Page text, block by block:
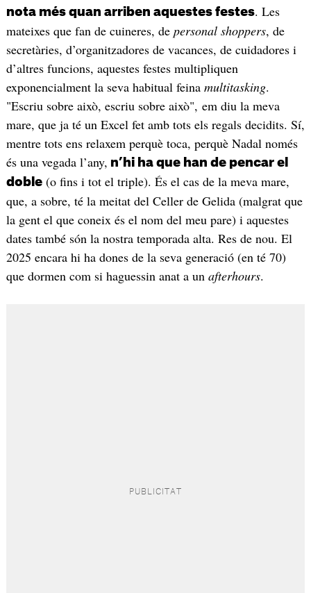
nota més quan arriben aquestes festes. Les
mateixes que fan de cuineres, de personal shoppers, de
secretàries, d’organitzadores de vacances, de cuidadores i
d’altres funcions, aquestes festes multipliquen
exponencialment la seva habitual feina multitasking.
"Escriu sobre això, escriu sobre això", em diu la meva
mare, que ja té un Excel fet amb tots els regals decidits. Sí,
mentre tots ens relaxem perquè toca, perquè Nadal només
és una vegada l’any, n’hi ha que han de pencar el
doble(o fins i tot el triple). És el cas de la meva mare,
que, a sobre, té la meitat del Celler de Gelida (malgrat que
la gent el que coneix és el nom del meu pare) i aquestes
dates també són la nostra temporada alta. Res de nou. El
2025 encara hi ha dones de la seva generació (en té 70)
que dormen com si haguessin anat a un afterhours.